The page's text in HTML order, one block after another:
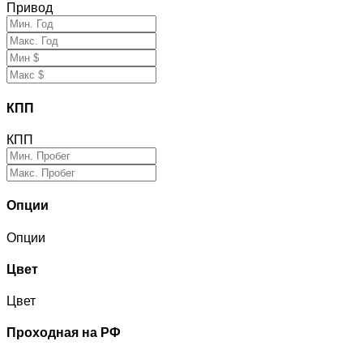
Привод
КПП
КПП
Опции
Опции
Цвет
Цвет
Проходная на РФ